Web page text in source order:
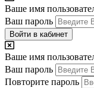
Ваше имя
Ваш пароль
Войти в кабинет
Ваше имя
Ваш пароль
Повторите пароль